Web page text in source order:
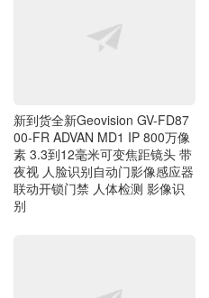
新到货全新Geovision GV-FD87
00-FR ADVAN MD1 IP 800万像
素 3.3到12毫米可变焦距镜头 带
夜视 人脸识别自动门影像感应器
联动开锁门禁 人体检测 影像识
别